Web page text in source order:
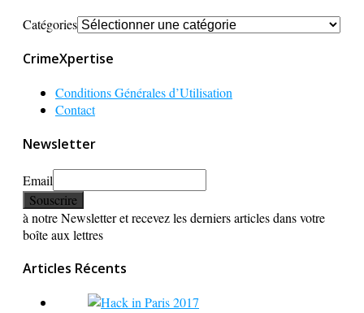
Catégories
CrimeXpertise
Conditions Générales d’Utilisation
Contact
Newsletter
Email
à notre Newsletter et recevez les derniers articles dans votre
boîte aux lettres
Articles Récents